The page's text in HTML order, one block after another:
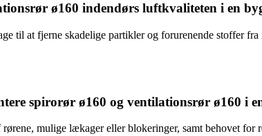
ø160 indendørs luftkvaliteten i en
til at fjerne skadelige partikler og forurenende stoffer
spirorør ø160 og ventilationsrør ø160 i
mulige lækager eller blokeringer, samt behovet